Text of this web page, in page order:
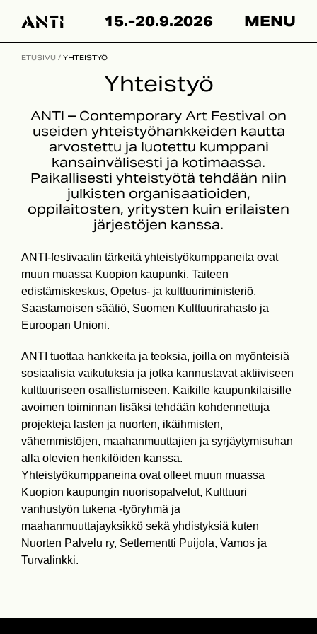
content
15.-20.9.2026 MENU
ETUSIVU / YHTEISTYÖ
Yhteistyö
ANTI – Contemporary Art Festival on
useiden yhteistyöhankkeiden kautta
arvostettu ja luotettu kumppani
kansainvälisesti ja kotimaassa.
Paikallisesti yhteistyötä tehdään niin
julkisten organisaatioiden,
oppilaitosten, yritysten kuin erilaisten
järjestöjen kanssa.
ANTI-festivaalin tärkeitä yhteistyökumppaneita ovat
muun muassa Kuopion kaupunki, Taiteen
edistämiskeskus, Opetus- ja kulttuuriministeriö,
Saastamoisen säätiö, Suomen Kulttuurirahasto ja
Euroopan Unioni.
ANTI tuottaa hankkeita ja teoksia, joilla on myönteisiä
sosiaalisia vaikutuksia ja jotka kannustavat aktiiviseen
kulttuuriseen osallistumiseen. Kaikille kaupunkilaisille
avoimen toiminnan lisäksi tehdään kohdennettuja
projekteja lasten ja nuorten, ikäihmisten,
vähemmistöjen, maahanmuuttajien ja syrjäytymisuhan
alla olevien henkilöiden kanssa.
Yhteistyökumppaneina ovat olleet muun muassa
Kuopion kaupungin nuorisopalvelut, Kulttuuri
vanhustyön tukena -työryhmä ja
maahanmuuttajayksikkö sekä yhdistyksiä kuten
Nuorten Palvelu ry, Setlementti Puijola, Vamos ja
Turvalinkki.